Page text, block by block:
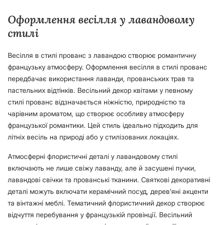
Оформлення весілля у лавандовому
стилі
Весілля в стилі прованс з лавандою створює романтичну
французьку атмосферу. Оформлення весілля в стилі прованс
передбачає використання лаванди, прованських трав та
пастельних відтінків. Весільний декор квітами у певному
стилі прованс відзначається ніжністю, природністю та
чарівним ароматом, що створює особливу атмосферу
французької романтики. Цей стиль ідеально підходить для
літніх весіль на природі або у стилізованих локаціях.
Атмосферні флористичні деталі у лавандовому стилі
включають не лише свіжу лаванду, але й засушені пучки,
лавандові свічки та прованські тканини. Святкові декоративні
деталі можуть включати керамічний посуд, дерев’яні акценти
та вінтажні меблі. Тематичний флористичний декор створює
відчуття перебування у французькій провінції. Весільний